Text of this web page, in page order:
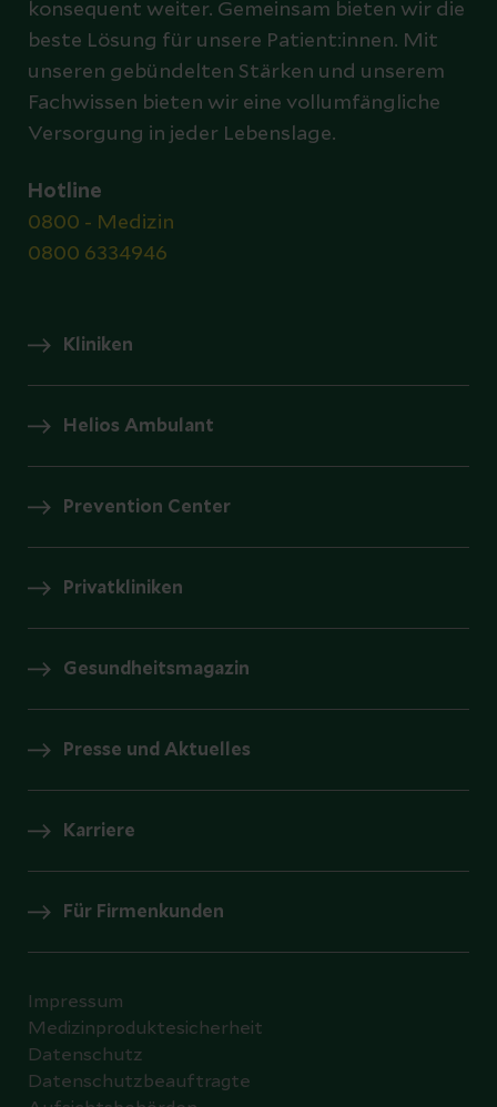
konsequent weiter. Gemeinsam bieten wir die
beste Lösung für unsere Patient:innen. Mit
unseren gebündelten Stärken und unserem
Fachwissen bieten wir eine vollumfängliche
Versorgung in jeder Lebenslage.
Hotline
0800 - Medizin
0800 6334946
Kliniken
Helios Ambulant
Prevention Center
Privatkliniken
Gesundheitsmagazin
Presse und Aktuelles
Karriere
Für Firmenkunden
Impressum
Medizinproduktesicherheit
Datenschutz
Datenschutzbeauftragte